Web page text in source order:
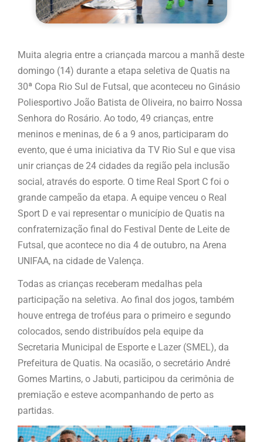
Muita alegria entre a criançada marcou a manhã deste
domingo (14) durante a etapa seletiva de Quatis na
30ª Copa Rio Sul de Futsal, que aconteceu no Ginásio
Poliesportivo João Batista de Oliveira, no bairro Nossa
Senhora do Rosário. Ao todo, 49 crianças, entre
meninos e meninas, de 6 a 9 anos, participaram do
evento, que é uma iniciativa da TV Rio Sul e que visa
unir crianças de 24 cidades da região pela inclusão
social, através do esporte. O time Real Sport C foi o
grande campeão da etapa. A equipe venceu o Real
Sport D e vai representar o município de Quatis na
confraternização final do Festival Dente de Leite de
Futsal, que acontece no dia 4 de outubro, na Arena
UNIFAA, na cidade de Valença.
Todas as crianças receberam medalhas pela
participação na seletiva. Ao final dos jogos, também
houve entrega de troféus para o primeiro e segundo
colocados, sendo distribuídos pela equipe da
Secretaria Municipal de Esporte e Lazer (SMEL), da
Prefeitura de Quatis. Na ocasião, o secretário André
Gomes Martins, o Jabuti, participou da cerimônia de
premiação e esteve acompanhando de perto as
partidas.